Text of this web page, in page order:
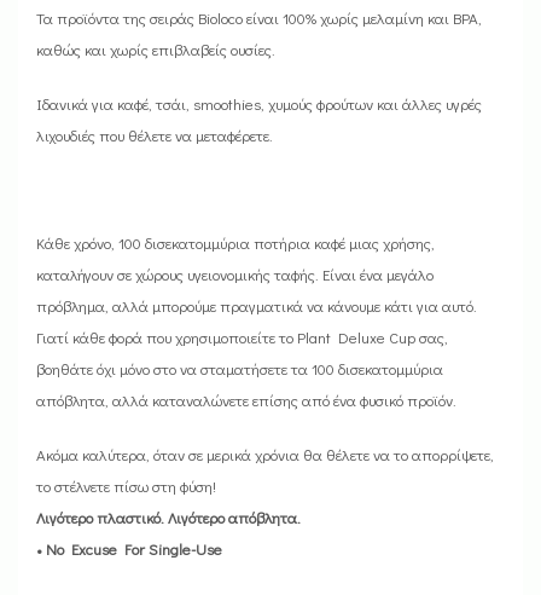
Τα προϊόντα της σειράς Bioloco είναι 100% χωρίς μελαμίνη και BPA,
καθώς και χωρίς επιβλαβείς ουσίες.
Iδανικά για καφέ, τσάι, smoothies, χυμούς φρούτων και άλλες υγρές
λιχουδιές που θέλετε να μεταφέρετε.
Κάθε χρόνο, 100 δισεκατομμύρια ποτήρια καφέ μιας χρήσης,
καταλήγουν σε χώρους υγειονομικής ταφής. Είναι ένα μεγάλο
πρόβλημα, αλλά μπορούμε πραγματικά να κάνουμε κάτι για αυτό.
Γιατί κάθε φορά που χρησιμοποιείτε το Plant Deluxe Cup σας,
βοηθάτε όχι μόνο στο να σταματήσετε τα 100 δισεκατομμύρια
απόβλητα, αλλά καταναλώνετε επίσης από ένα φυσικό προϊόν.
Ακόμα καλύτερα, όταν σε μερικά χρόνια θα θέλετε να το απορρίψετε,
το στέλνετε πίσω στη φύση!
Λιγότερο πλαστικό. Λιγότερο απόβλητα.
• No Excuse For Single-Use